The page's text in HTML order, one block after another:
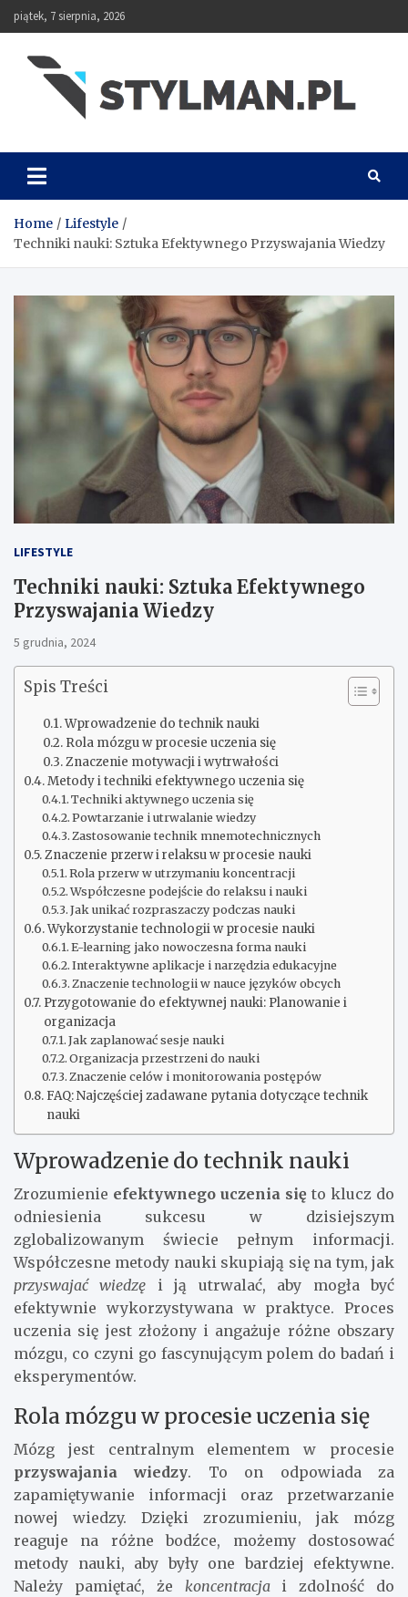
Skip
to
piątek, 7 sierpnia, 2026
Stylman
Home
Lifestyle
Techniki nauki: Sztuka Efektywnego Przyswajania Wiedzy
LIFESTYLE
Techniki nauki: Sztuka Efektywnego
Przyswajania Wiedzy
5 grudnia, 2024
Spis Treści
Wprowadzenie do technik nauki
Rola mózgu w procesie uczenia się
Znaczenie motywacji i wytrwałości
Metody i techniki efektywnego uczenia się
Techniki aktywnego uczenia się
Powtarzanie i utrwalanie wiedzy
Zastosowanie technik mnemotechnicznych
Znaczenie przerw i relaksu w procesie nauki
Rola przerw w utrzymaniu koncentracji
Współczesne podejście do relaksu i nauki
Jak unikać rozpraszaczy podczas nauki
Wykorzystanie technologii w procesie nauki
E-learning jako nowoczesna forma nauki
Interaktywne aplikacje i narzędzia edukacyjne
Znaczenie technologii w nauce języków obcych
Przygotowanie do efektywnej nauki: Planowanie i
organizacja
Jak zaplanować sesje nauki
Organizacja przestrzeni do nauki
Znaczenie celów i monitorowania postępów
FAQ: Najczęściej zadawane pytania dotyczące technik
nauki
Wprowadzenie do technik nauki
Zrozumienie efektywnego uczenia się to klucz do
odniesienia sukcesu w dzisiejszym
zglobalizowanym świecie pełnym informacji.
Współczesne metody nauki skupiają się na tym, jak
przyswajać wiedzę i ją utrwalać, aby mogła być
efektywnie wykorzystywana w praktyce. Proces
uczenia się jest złożony i angażuje różne obszary
mózgu, co czyni go fascynującym polem do badań i
eksperymentów.
Rola mózgu w procesie uczenia się
Mózg jest centralnym elementem w procesie
przyswajania wiedzy. To on odpowiada za
zapamiętywanie informacji oraz przetwarzanie
nowej wiedzy. Dzięki zrozumieniu, jak mózg
reaguje na różne bodźce, możemy dostosować
metody nauki, aby były one bardziej efektywne.
Należy pamiętać, że koncentracjai zdolność do